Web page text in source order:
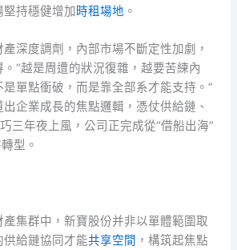
持穩健增加時租場地 。
深度調劑，內部市場不斷定性加劇，
“越是周遭的狀況復雜，越要苦練內
單點衝破，而是靠全部系才能支持。”
企業成長的焦點邏輯，憑仗供給鏈、
三年夜上風，公司正完成從“借船出海”
型。
集群中，新寶股份并非以單體範圍取
供給鏈協同才能共享空間 ，構筑起焦點